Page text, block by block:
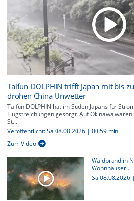
Taifun DOLPHIN trifft Japan mit bis
drohen China Unwetter
Taifun DOLPHIN hat im Süden Japans für
Flugstreichungen gesorgt. Auf Okinawa
St...
Veröffentlicht: Sa 08.08.2026 | 00:59 min
Zum Video
Waldbrand in
Wohnhäuser...
Sa 08.08.2026 |